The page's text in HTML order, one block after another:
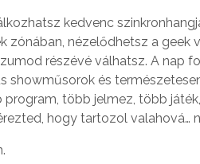
kedvenc
zónában, nézelődhetsz a geek
részévé válhatsz. A nap
és
több jelmez, több
hogy tartozol valahová…